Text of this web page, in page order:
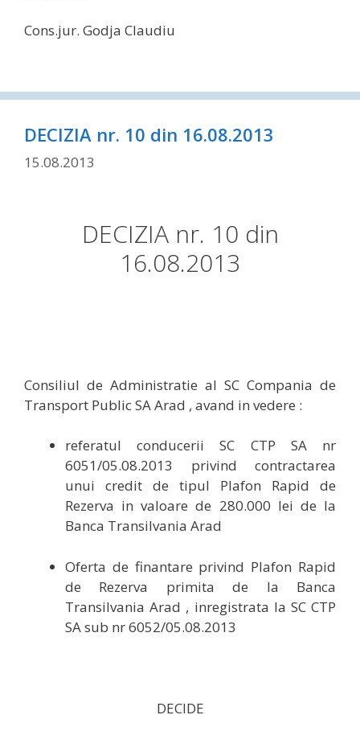
Cons.jur. Godja Claudiu
DECIZIA nr. 10 din 16.08.2013
15.08.2013
DECIZIA nr. 10 din
16.08.2013
Consiliul de Administratie al SC Compania de
Transport Public SA Arad , avand in vedere :
referatul conducerii SC CTP SA nr
6051/05.08.2013 privind contractarea
unui credit de tipul Plafon Rapid de
Rezerva in valoare de 280.000 lei de la
Banca Transilvania Arad
Oferta de finantare privind Plafon Rapid
de Rezerva primita de la Banca
Transilvania Arad , inregistrata la SC CTP
SA sub nr 6052/05.08.2013
DECIDE